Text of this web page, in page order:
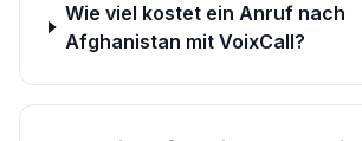
Wie viel kostet ein Anruf nach
Afghanistan mit VoixCall?